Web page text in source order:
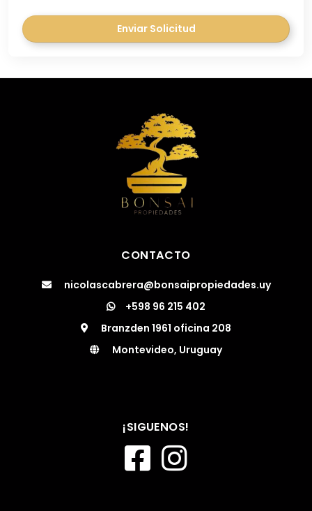
Enviar Solicitud
CONTACTO
nicolascabrera@bonsaipropiedades.uy
+598 96 215 402
Branzden 1961 oficina 208
Montevideo, Uruguay
¡SIGUENOS!